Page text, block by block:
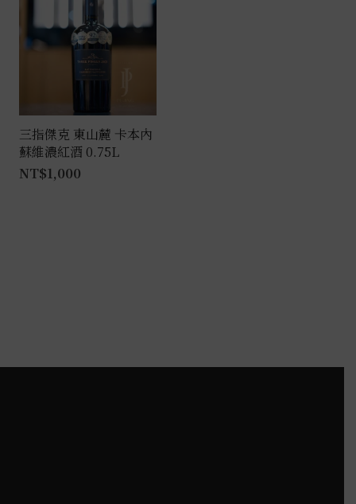
三指傑克 東山麓 卡本內
蘇維濃紅酒 0.75L
NT$1,000